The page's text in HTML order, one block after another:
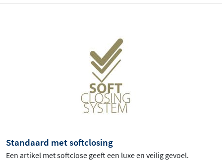
Standaard met softclosing
Een artikel met softclose geeft een luxe en veilig gevoel.